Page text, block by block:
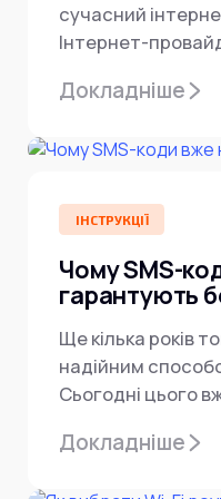
сучасний
Інтернет-
Докладніше
ІНСТРУКЦІЇ
Чому SMS-
гарантують
Ще кілька років
надійним
Сьогодні цього
перехоплювати
Докладніше